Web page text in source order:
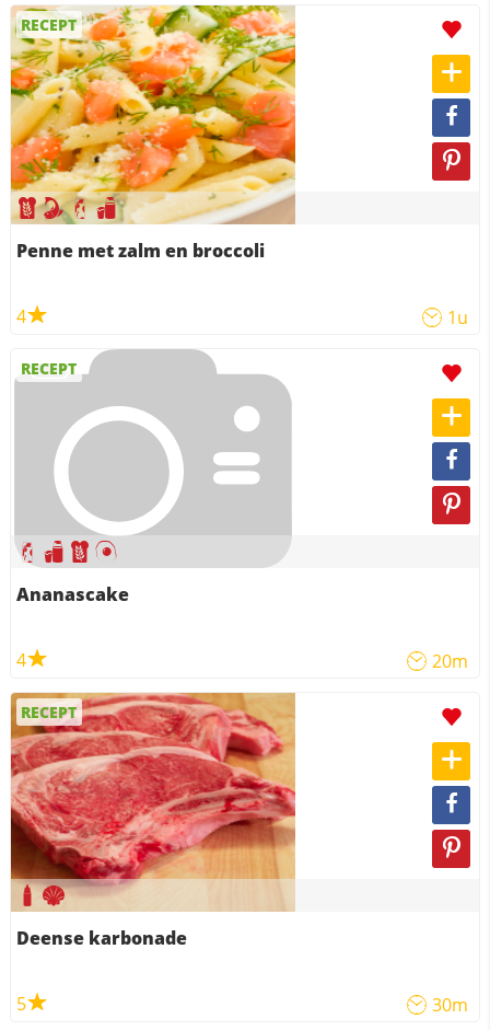
RECEPT
Penne met zalm en broccoli
4 1u
RECEPT
Ananascake
4 20m
RECEPT
Deense karbonade
5 30m